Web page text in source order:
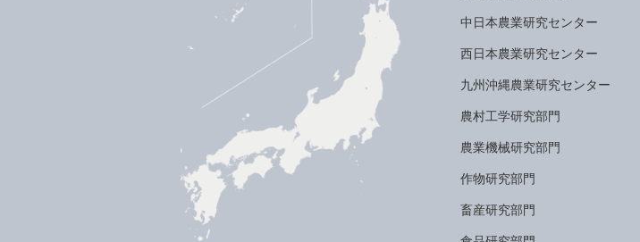
中日本農業研究センター
西日本農業研究センター
九州沖縄農業研究センター
農村工学研究部門
農業機械研究部門
作物研究部門
畜産研究部門